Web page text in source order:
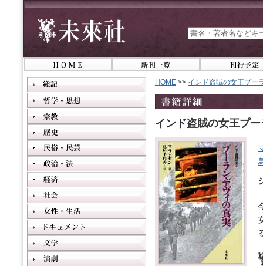
HOME >> インド盗賊の女王プー
インド盗賊の女王プ